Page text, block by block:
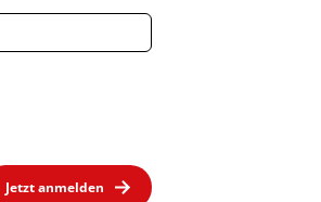
Jetzt anmelden